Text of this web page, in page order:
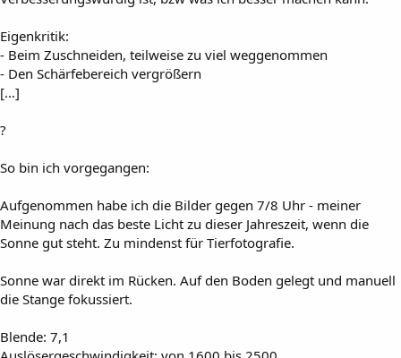
Eigenkritik:
- Beim Zuschneiden, teilweise zu viel weggenommen
- Den Schärfebereich vergrößern
[...]
?
So bin ich vorgegangen:
Aufgenommen habe ich die Bilder gegen 7/8 Uhr - meiner
Meinung nach das beste Licht zu dieser Jahreszeit, wenn die
Sonne gut steht. Zu mindenst für Tierfotografie.
Sonne war direkt im Rücken. Auf den Boden gelegt und manuell
die Stange fokussiert.
Blende: 7,1